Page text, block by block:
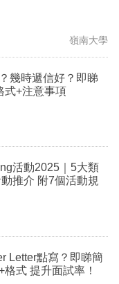
嶺南大學
幾時遞信好？即睇
式+注意事項
活動2025｜5大類
推介 附7個活動規
Letter點寫？即睇簡
式 提升面試率！